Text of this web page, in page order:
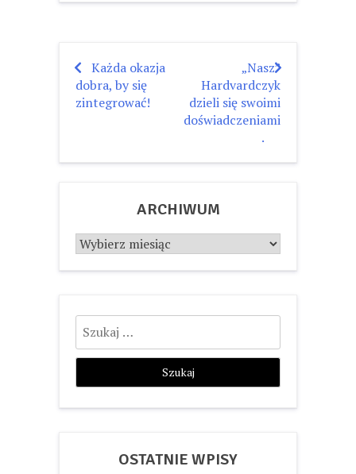
Nawigacja
wpisu
Każda okazja
dobra, by się
zintegrować!
„Nasz”
Hardvardczyk
dzieli się swoimi
doświadczeniami
.
ARCHIWUM
Archiwum
Szukaj:
OSTATNIE WPISY